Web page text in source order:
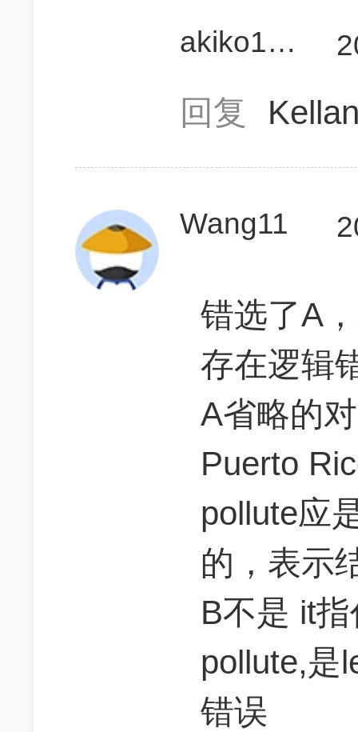
akiko1994
回复
Wang11
错选了A
存在逻辑
A省略的
Puerto
pollute应
的，表示
B不是 it
pollute,是
错误